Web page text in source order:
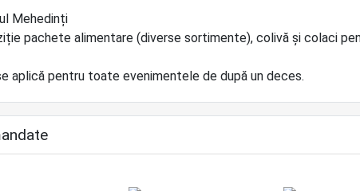
Mehedinți
pachete alimentare (diverse sortimente), colivă și colaci
aplică pentru toate evenimentele de după un deces.